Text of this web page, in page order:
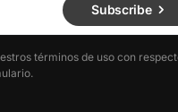
Subscribe
términos de uso con